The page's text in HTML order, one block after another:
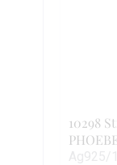
10298